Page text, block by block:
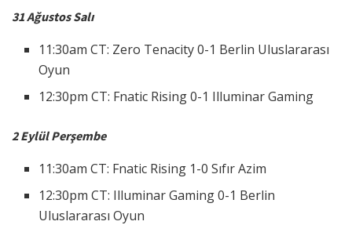
31 Ağustos Salı
11:30am CT: Zero Tenacity 0-1 Berlin Uluslararası
Oyun
12:30pm CT: Fnatic Rising 0-1 Illuminar Gaming
2 Eylül Perşembe
11:30am CT: Fnatic Rising 1-0 Sıfır Azim
12:30pm CT: Illuminar Gaming 0-1 Berlin
Uluslararası Oyun